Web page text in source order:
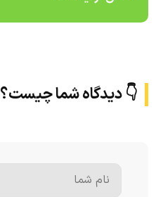
👇 دیدگاه شما چیست؟